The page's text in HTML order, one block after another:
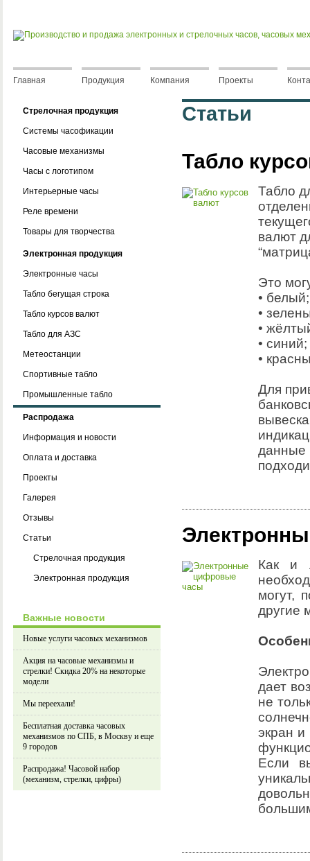
Главная Продукция Компания Проекты
Стрелочная продукция
Системы часофикации
Часовые механизмы
Часы с логотипом
Интерьерные часы
Реле времени
Товары для творчества
Электронная продукция
Электронные часы
Табло бегущая строка
Табло курсов валют
Табло для АЗС
Метеостанции
Спортивные табло
Промышленные табло
Распродажа
Информация и новости
Оплата и доставка
Проекты
Галерея
Отзывы
Статьи
Стрелочная продукция
Электронная продукция
Важные новости
Новые услуги часовых механизмов
Акция на часовые механизмы и
стрелки! Скидка 20% на некоторые
модели
Мы переехали!
Бесплатная доставка часовых
механизмов по СПБ, в Москву и еще
9 городов
Распродажа! Часовой набор
(механизм, стрелки, цифры)
Статьи
Табло
Табло
валют
Это
• белый;
•
•
• синий;
•
Для
данные
Как и
могут,
другие
дает
не
экран
Если